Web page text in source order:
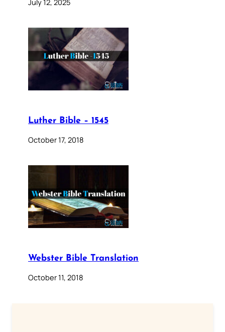
July 12, 2025
Luther Bible – 1545
October 17, 2018
Webster Bible Translation
October 11, 2018